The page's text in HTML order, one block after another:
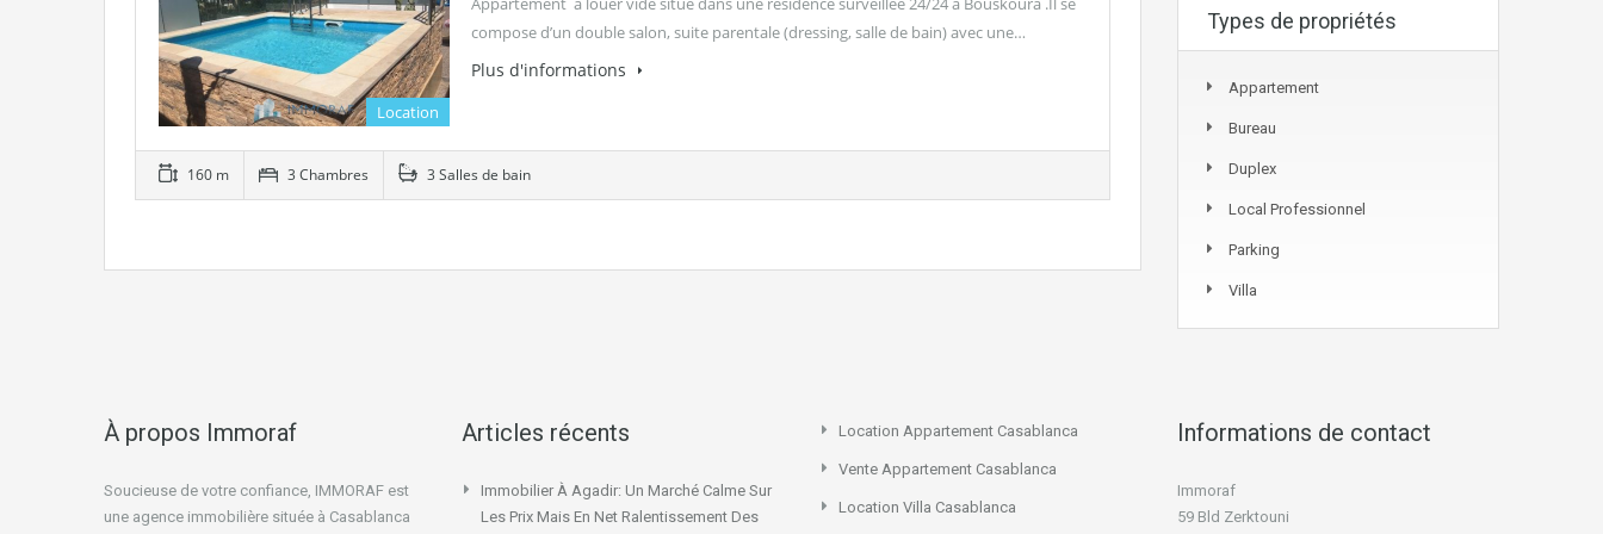
Location
compose d’un double salon, suite parentale (dressing, salle de bain) avec une…
Plus d'informations
160 m 3 Chambres 3 Salles de bain
Types de propriétés
Appartement
Bureau
Duplex
Local Professionnel
Parking
Villa
À propos Immoraf
Soucieuse de votre confiance, IMMORAF est
une agence immobilière située à Casablanca
Articles récents
Immobilier À Agadir: Un Marché Calme Sur
Les Prix Mais En Net Ralentissement Des
Location Appartement Casablanca
Vente Appartement Casablanca
Location Villa Casablanca
Informations de contact
Immoraf
59 Bld Zerktouni